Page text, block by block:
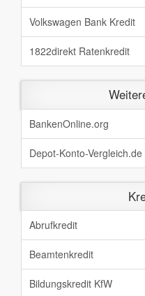
Volkswagen Bank Kredit
1822direkt Ratenkredit
BankenOnline.org
Depot-Konto-Vergleich.de
Abrufkredit
Beamtenkredit
Bildungskredit KfW